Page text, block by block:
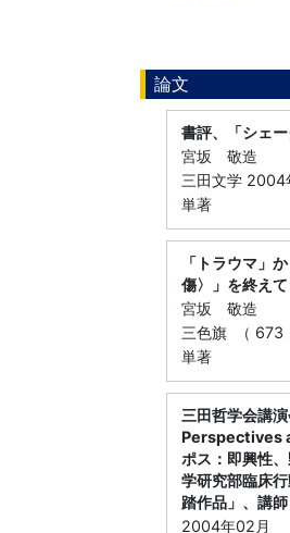
論文
書評、「シェ
宮坂 敬造
三田文学 2004
単著
「トラウマ」
傷〉」を終えて
宮坂 敬造
三色旗 （
単著
三田哲学会講
Perspectives
ポス：即興性
学研究部臨床
踏作品」、講
2004年02月